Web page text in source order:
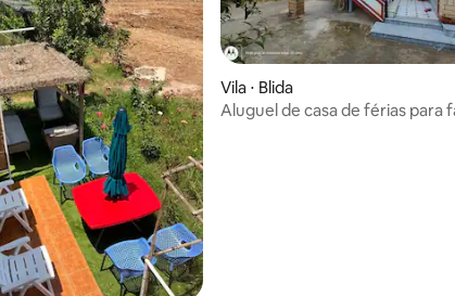
Vila ⋅ Blida
Aluguel de casa de férias para